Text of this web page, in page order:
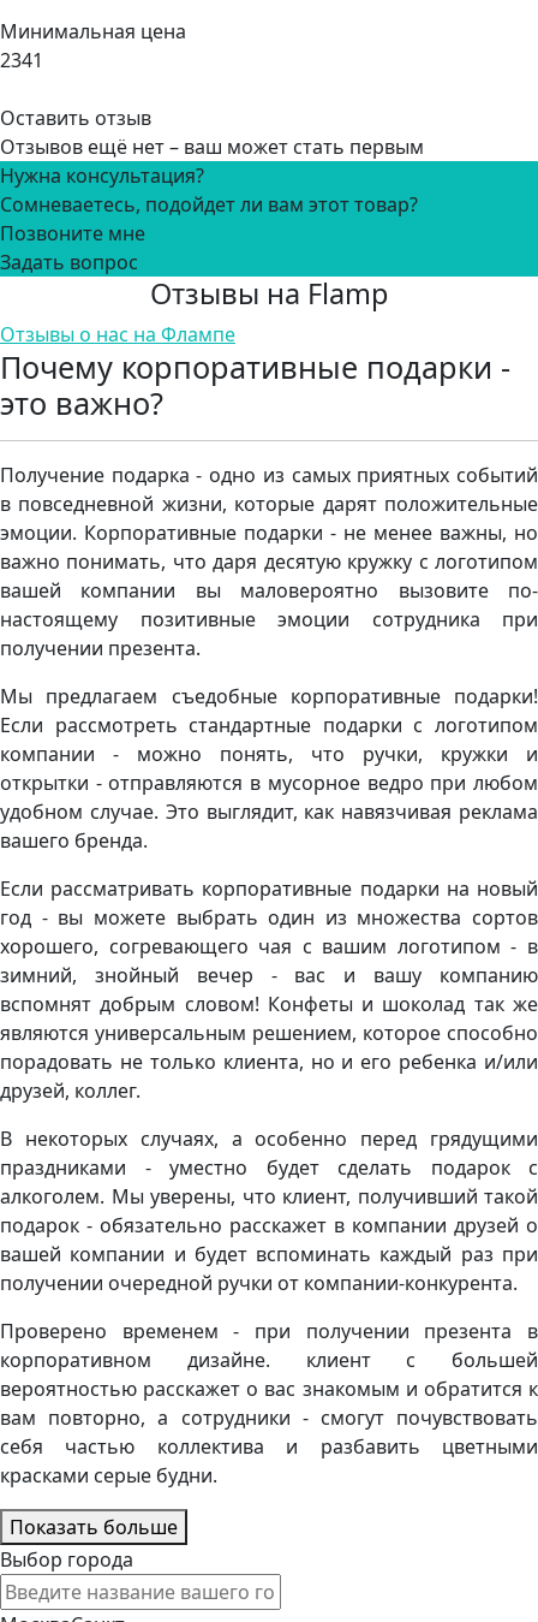
Минимальная цена
2341
Оставить отзыв
Отзывов ещё нет – ваш может стать первым
Нужна консультация?
Сомневаетесь, подойдет ли вам этот товар?
Позвоните мне
Задать вопрос
Отзывы на Flamp
Отзывы о нас на Флампе
Почему корпоративные подарки -
это важно?
Получение подарка - одно из самых приятных событий
в повседневной жизни, которые дарят положительные
эмоции. Корпоративные подарки - не менее важны, но
важно понимать, что даря десятую кружку с логотипом
вашей компании вы маловероятно вызовите по-
настоящему позитивные эмоции сотрудника при
получении презента.
Мы предлагаем съедобные корпоративные подарки!
Если рассмотреть стандартные подарки с логотипом
компании - можно понять, что ручки, кружки и
открытки - отправляются в мусорное ведро при любом
удобном случае. Это выглядит, как навязчивая реклама
вашего бренда.
Если рассматривать корпоративные подарки на новый
год - вы можете выбрать один из множества сортов
хорошего, согревающего чая с вашим логотипом - в
зимний, знойный вечер - вас и вашу компанию
вспомнят добрым словом! Конфеты и шоколад так же
являются универсальным решением, которое способно
порадовать не только клиента, но и его ребенка и/или
друзей, коллег.
В некоторых случаях, а особенно перед грядущими
праздниками - уместно будет сделать подарок с
алкоголем. Мы уверены, что клиент, получивший такой
подарок - обязательно расскажет в компании друзей о
вашей компании и будет вспоминать каждый раз при
получении очередной ручки от компании-конкурента.
Проверено временем - при получении презента в
корпоративном дизайне. клиент с большей
вероятностью расскажет о вас знакомым и обратится к
вам повторно, а сотрудники - смогут почувствовать
себя частью коллектива и разбавить цветными
красками серые будни.
Показать больше
Выбор города